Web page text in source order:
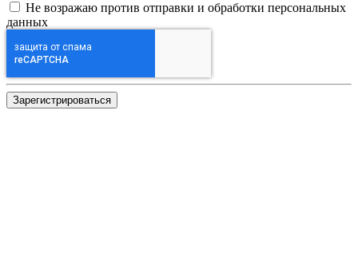
Не возражаю против отправки и обработки персональных
данных